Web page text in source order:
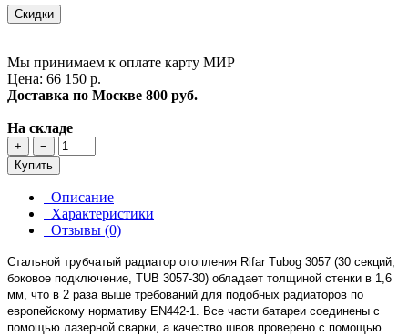
Скидки
Мы принимаем к оплате карту МИР
Цена: 66 150 р.
Доставка по Москве 800 руб.
На складе
+
−
Купить
Описание
Характеристики
Отзывы (0)
Стальной трубчатый радиатор отопления Rifar Tubog 3057 (30 секций,
боковое подключение, TUB 3057-30) обладает толщиной стенки в 1,6
мм, что в 2 раза выше требований для подобных радиаторов по
европейскому нормативу EN442-1. Все части батареи соединены с
помощью лазерной сварки, а качество швов проверено с помощью